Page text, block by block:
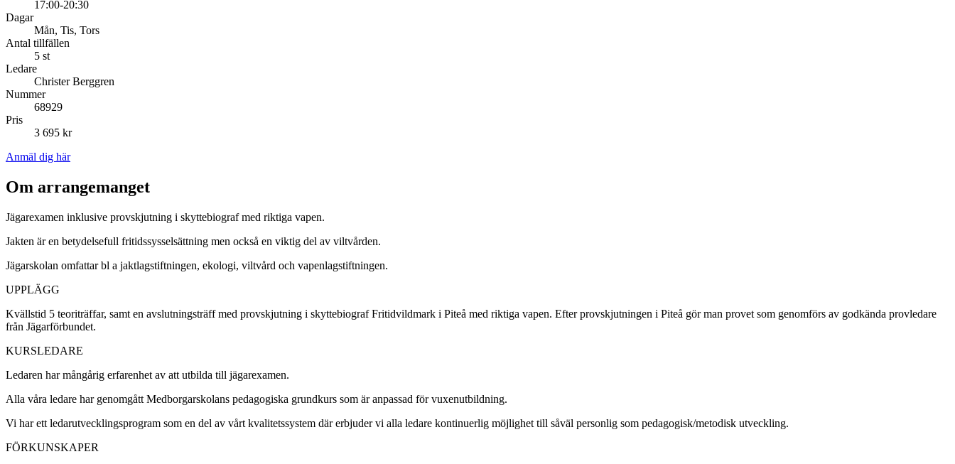
17:00-20:30
Dagar
Mån, Tis, Tors
Antal tillfällen
5 st
Ledare
Christer Berggren
Nummer
68929
Pris
3 695 kr
Anmäl dig här
Om arrangemanget
Jägarexamen inklusive provskjutning i skyttebiograf med riktiga vapen.
Jakten är en betydelsefull fritidssysselsättning men också en viktig del av viltvården.
Jägarskolan omfattar bl a jaktlagstiftningen, ekologi, viltvård och vapenlagstiftningen.
UPPLÄGG
Kvällstid 5 teoriträffar, samt en avslutningsträff med provskjutning i skyttebiograf Fritidvildmark i Piteå med riktiga vapen. Efter provskjutningen i Piteå gör man provet som genomförs av godkända provledare
från Jägarförbundet.
KURSLEDARE
Ledaren har mångårig erfarenhet av att utbilda till jägarexamen.
Alla våra ledare har genomgått Medborgarskolans pedagogiska grundkurs som är anpassad för vuxenutbildning.
Vi har ett ledarutvecklingsprogram som en del av vårt kvalitetssystem där erbjuder vi alla ledare kontinuerlig möjlighet till såväl personlig som pedagogisk/metodisk utveckling.
FÖRKUNSKAPER